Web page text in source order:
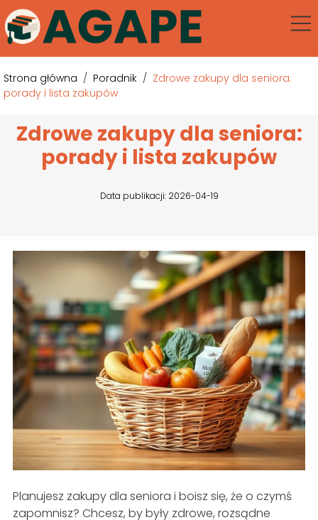
Strona główna / Poradnik / Zdrowe zakupy dla seniora:
porady i lista zakupów
Zdrowe zakupy dla seniora:
porady i lista zakupów
Data publikacji: 2026-04-19
Planujesz zakupy dla seniora i boisz się, że o czymś
zapomnisz? Chcesz, by były zdrowe, rozsądne